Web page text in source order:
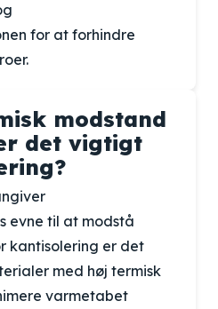
for at forhindre
modstand
det vigtigt
evne til at modstå
kantisolering er det
med høj termisk
varmetabet